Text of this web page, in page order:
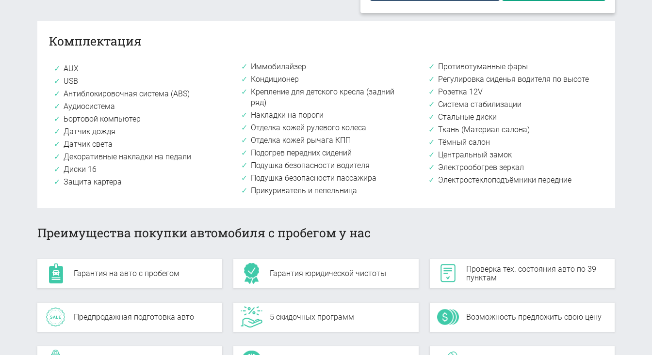
Комплектация
AUX
USB
Антиблокировочная система (ABS)
Аудиосистема
Бортовой компьютер
Датчик дождя
Датчик света
Декоративные накладки на педали
Диски 16
Защита картера
Иммобилайзер
Кондиционер
Крепление для детского кресла (задний
ряд)
Накладки на пороги
Отделка кожей рулевого колеса
Отделка кожей рычага КПП
Подогрев передних сидений
Подушка безопасности водителя
Подушка безопасности пассажира
Прикуриватель и пепельница
Противотуманные фары
Регулировка сиденья водителя по высоте
Розетка 12V
Система стабилизации
Стальные диски
Ткань (Материал салона)
Тёмный салон
Центральный замок
Электрообогрев зеркал
Электростеклоподъёмники передние
Преимущества покупки автомобиля с пробегом у нас
Гарантия на авто с пробегом Гарантия юридической чистоты
Проверка тех. состояния авто по 39
пунктам
Предпродажная подготовка авто 5 скидочных программ Возможность предложить свою цену